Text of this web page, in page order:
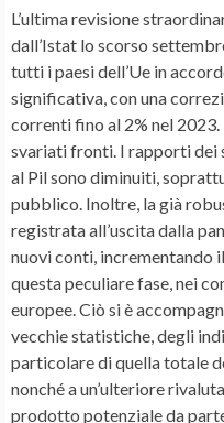
L’ultima revisione
dall’Istat lo scorso
tutti i paesi dell’Ue in
significativa, con una
correnti fino al 2% nel
svariati fronti. I rapporti dei
al Pil sono diminuiti,
pubblico. Inoltre, la già
registrata all’uscita dalla
nuovi conti, incrementando
questa peculiare fase, nei
europee. Ciò si è
vecchie statistiche, degli
particolare di quella totale
nonché a un’ulteriore
prodotto potenziale da